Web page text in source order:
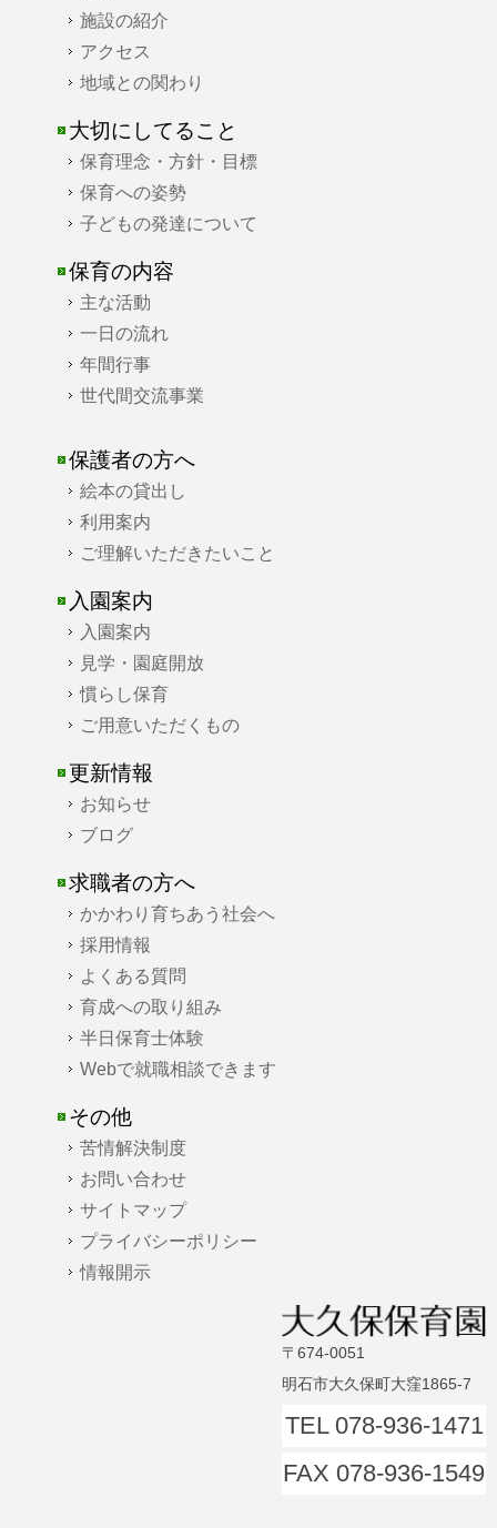
施設の紹介
アクセス
地域との関わり
大切にしてること
保育理念・方針・目標
保育への姿勢
子どもの発達について
保育の内容
主な活動
一日の流れ
年間行事
世代間交流事業
保護者の方へ
絵本の貸出し
利用案内
ご理解いただきたいこと
入園案内
入園案内
見学・園庭開放
慣らし保育
ご用意いただくもの
更新情報
お知らせ
ブログ
求職者の方へ
かかわり育ちあう社会へ
採用情報
よくある質問
育成への取り組み
半日保育士体験
Webで就職相談できます
その他
苦情解決制度
お問い合わせ
サイトマップ
プライバシーポリシー
情報開示
〒674-0051
明石市大久保町大窪1865-7
TEL 078-936-1471
FAX 078-936-1549